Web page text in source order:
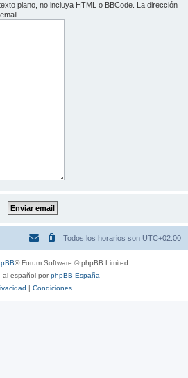
plano, no incluya HTML o BBCode. La dirección
Todos los horarios son UTC+02:00
® Forum Software © phpBB Limited
al español porphpBB España
| Condiciones